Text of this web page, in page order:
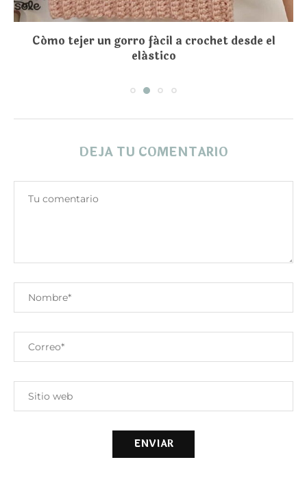
Cómo tejer un gorro fácil a crochet desde el
elástico
DEJA TU COMENTARIO